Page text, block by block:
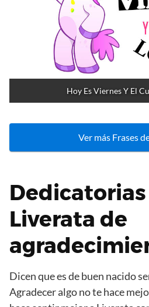
Hoy Es Viernes Y El
Ver más Frases
Liverata de
Dicen que es de buen nacido
Agradecer algo no te hace